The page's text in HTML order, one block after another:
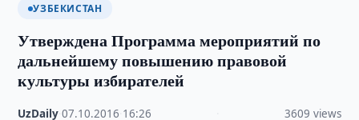
УЗБЕКИСТАН
Утверждена Программа мероприятий по
дальнейшему повышению правовой
культуры избирателей
UzDaily ·07.10.2016 16:26 3609 views